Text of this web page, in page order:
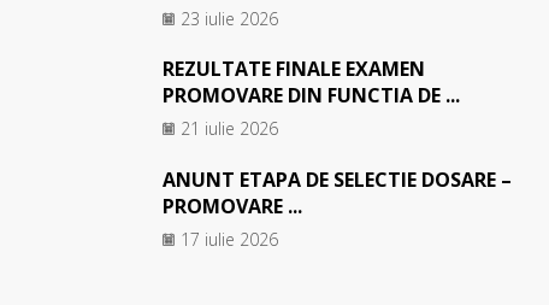
23 iulie 2026
REZULTATE FINALE EXAMEN
PROMOVARE DIN FUNCTIA DE ...
21 iulie 2026
ANUNT ETAPA DE SELECTIE DOSARE –
PROMOVARE ...
17 iulie 2026